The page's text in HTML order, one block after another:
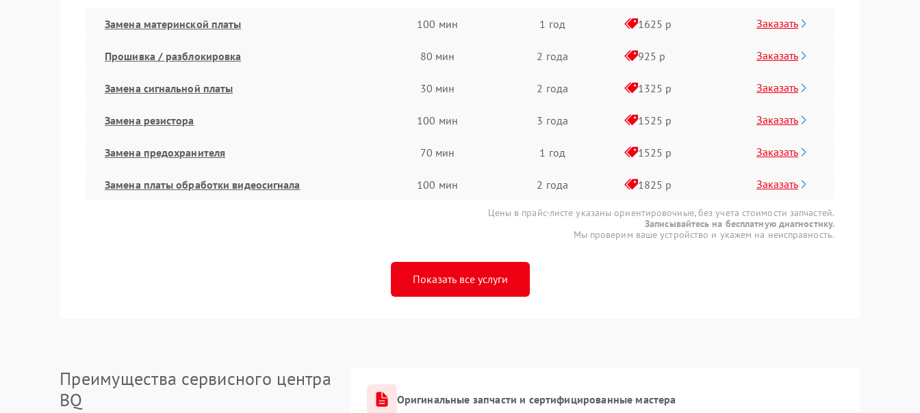
Замена материнской платы 100 мин 1 год 1625 р Заказать
Прошивка / разблокировка 80 мин 2 года 925 р Заказать
Замена сигнальной платы 30 мин 2 года 1325 р Заказать
Замена резистора 100 мин 3 года 1525 р Заказать
Замена предохранителя 70 мин 1 год 1525 р Заказать
Замена платы обработки видеосигнала 100 мин 2 года 1825 р Заказать
Цены в прайс-листе указаны ориентировочные, без учета стоимости запчастей.
Записывайтесь на бесплатную диагностику.
Мы проверим ваше устройство и укажем на неисправность.
Показать все услуги
Преимущества сервисного центра
BQ
Оригинальные запчасти и сертифицированные мастера